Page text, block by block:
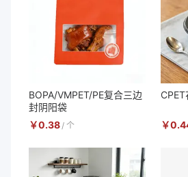
BOPA/VMPET/PE复合三边
封阴阳袋
￥0.38 / 个 ￥